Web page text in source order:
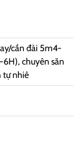
cần đài 5m4-
6H), chuyên săn
tự nhiê